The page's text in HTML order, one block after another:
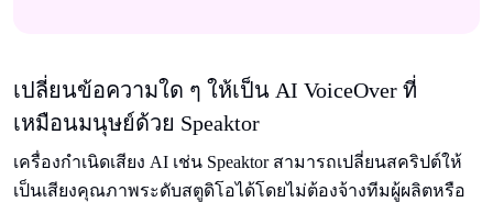
เปลี่ยนข้อความใด ๆ ให้เป็น AI VoiceOver ที่
เหมือนมนุษย์ด้วย Speaktor
เครื่องกําเนิดเสียง AI เช่น Speaktor สามารถเปลี่ยนสคริปต์ให้
เป็นเสียงคุณภาพระดับสตูดิโอได้โดยไม่ต้องจ้างทีมผู้ผลิตหรือ